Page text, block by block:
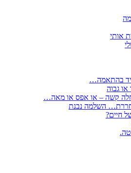
אותי
בהתאמה…
או גבוה
קשה – או אפס או מאה…
השלמה נבנת
חיים?